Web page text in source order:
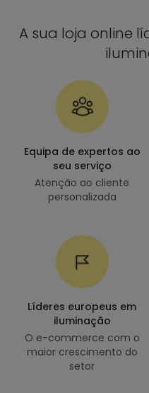
A sua loja online
Equipa de expertos ao
seu serviço
Atenção ao cliente
personalizada
Líderes europeus em
iluminação
O e-commerce com o
maior crescimento do
setor